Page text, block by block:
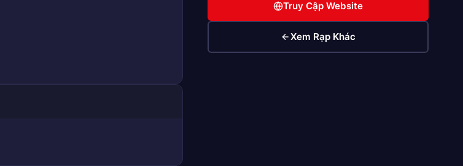
Truy Cập Website
Xem Rạp Khác